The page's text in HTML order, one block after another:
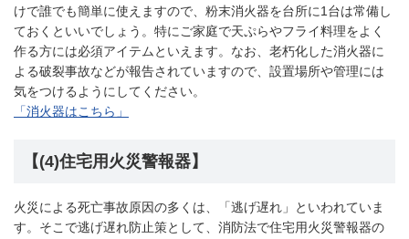
けで誰でも簡単に使えますので、粉末消火器を台所に1台は常備し
ておくといいでしょう。特にご家庭で天ぷらやフライ料理をよく
作る方には必須アイテムといえます。なお、老朽化した消火器に
よる破裂事故などが報告されていますので、設置場所や管理には
気をつけるようにしてください。
「消火器はこちら」
【(4)住宅用火災警報器】
火災による死亡事故原因の多くは、「逃げ遅れ」といわれていま
す。そこで逃げ遅れ防止策として、消防法で住宅用火災警報器の